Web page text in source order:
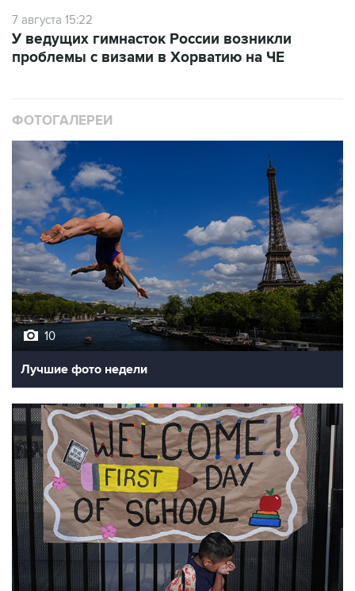
проблемы с визами в Хорватию на ЧЕ
10
Лучшие фото недели
10